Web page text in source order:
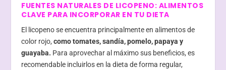
FUENTES NATURALES DE LICOPENO: ALIMENTOS
CLAVE PARA INCORPORAR EN TU DIETA
El licopeno se encuentra principalmente en alimentos de
color rojo,como tomates, sandía, pomelo, papaya y
guayaba. Para aprovechar al máximo sus beneficios, es
recomendable incluirlos en la dieta de forma regular,